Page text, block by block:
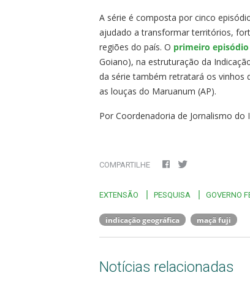
A série é composta por cinco
ajudado a transformar territórios,
regiões do país. O primeiro episódio
Goiano), na estruturação da
da série também retratará os vinhos
as louças do Maruanum (AP).
Por Coordenadoria de Jornalismo do
COMPARTILHE
EXTENSÃO PESQUISA GOVERNO
indicação geográfica maçã fuji
Notícias relacionadas